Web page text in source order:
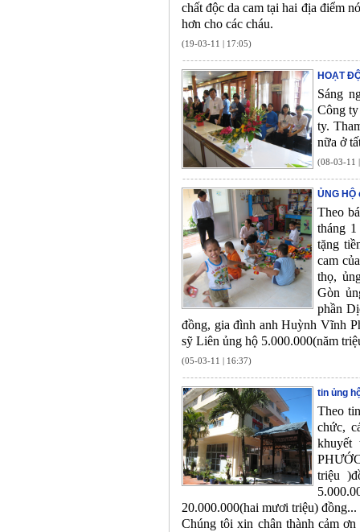
chất độc da cam tại hai địa điểm
hơn cho các cháu.
(19-03-11 | 17:05)
HOẠT
Sáng
Công
ty.
nữa ở
(08-03-11
ỦNG
Theo
tháng
tặng
cam
thọ,
Gòn
phần
đồng, gia đình anh Huỳnh Vĩnh
sỹ Liên ủng hộ 5.000.000(năm
(05-03-11 | 16:37)
tin ủng
Theo
chức,
khuyết
triệu
20.000.000(hai mươi triệu) đồng...
Chúng tôi xin chân thành cảm